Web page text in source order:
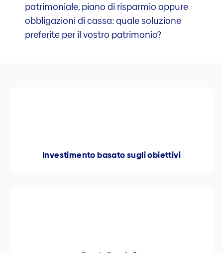
patrimoniale, piano di risparmio oppure
obbligazioni di cassa: quale soluzione
preferite per il vostro patrimonio?
Investimento basato sugli obiettivi